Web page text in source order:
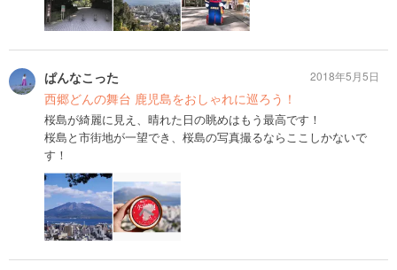
ぱんなこった
西郷どんの舞台 鹿児島をおしゃれに巡ろう！
桜島が綺麗に見え、晴れた日の眺めはもう最高です！
桜島と市街地が一望でき、桜島の写真撮るならここしかないで
す！
2018年5月5日